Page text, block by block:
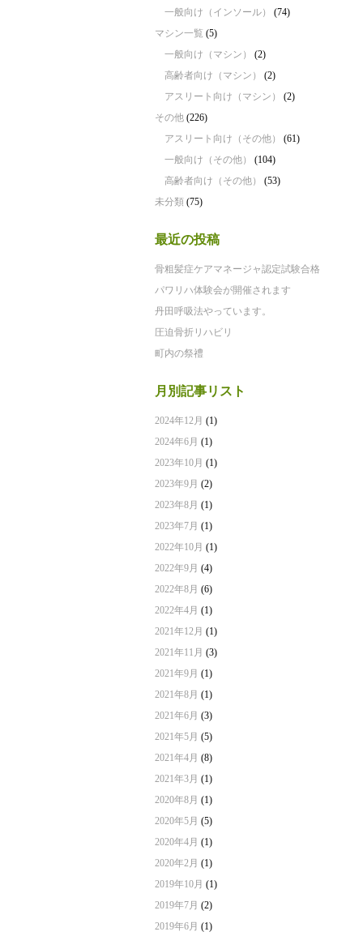
一般向け（インソール）
(74)
マシン一覧 (5)
一般向け（マシン）
(2)
高齢者向け（マシン）
(2)
アスリート向け（マシン）
(2)
その他 (226)
アスリート向け（その他）
(61)
一般向け（その他）
(104)
高齢者向け（その他）
(53)
未分類 (75)
最近の投稿
骨粗髪症ケアマネージャ認定試験合格
パワリハ体験会が開催されます
丹田呼吸法やっています。
圧迫骨折リハビリ
町内の祭禮
月別記事リスト
2024年12月 (1)
2024年6月 (1)
2023年10月 (1)
2023年9月 (2)
2023年8月 (1)
2023年7月 (1)
2022年10月 (1)
2022年9月 (4)
2022年8月 (6)
2022年4月 (1)
2021年12月 (1)
2021年11月 (3)
2021年9月 (1)
2021年8月 (1)
2021年6月 (3)
2021年5月 (5)
2021年4月 (8)
2021年3月 (1)
2020年8月 (1)
2020年5月 (5)
2020年4月 (1)
2020年2月 (1)
2019年10月 (1)
2019年7月 (2)
2019年6月 (1)